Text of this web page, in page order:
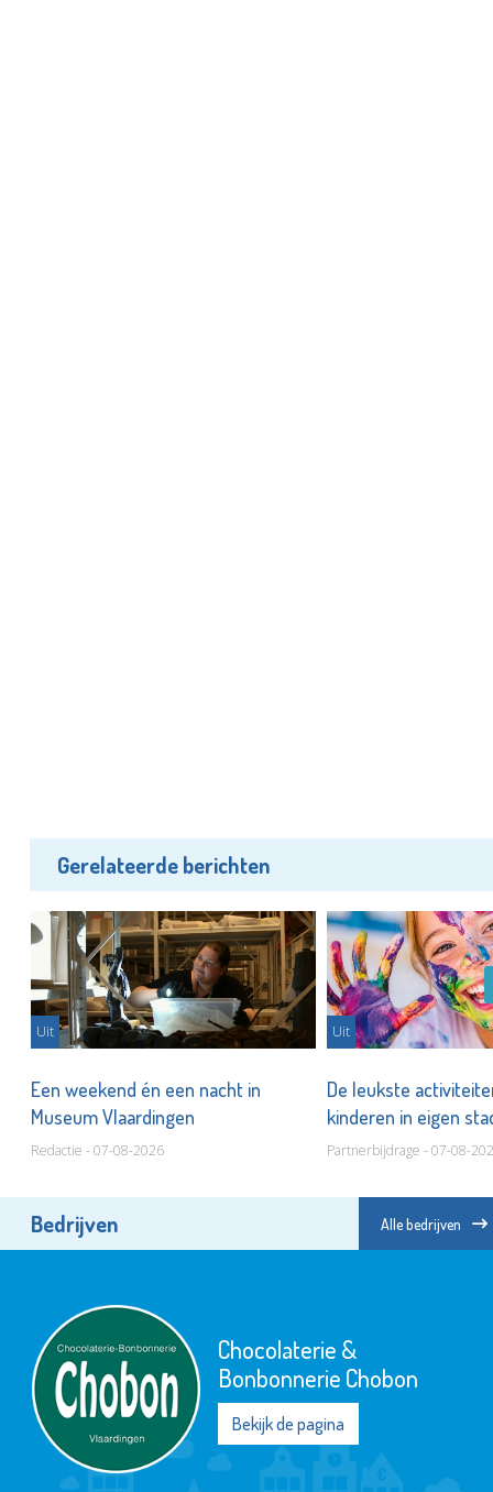
Gerelateerde berichten
Uit
Een weekend én een nacht in
Museum Vlaardingen
Redactie - 07-08-2026
Uit
De leukste
kinderen in eigen
Partnerbijdrage - 07-08-
Bedrijven Alle bedrijven
Chocolaterie &
Bonbonnerie Chobon
Bekijk de pagina